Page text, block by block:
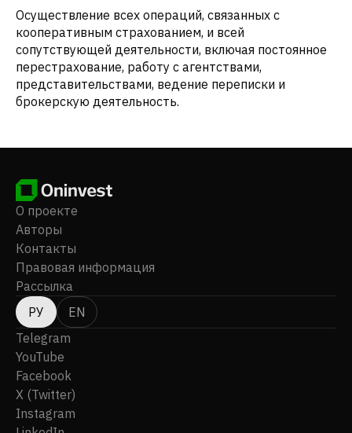
Осуществление всех операций, связанных с
кооперативным страхованием, и всей
сопутствующей деятельности, включая постоянное
перестрахование, работу с агентствами,
представительствами, ведение переписки и
брокерскую деятельность.
О проекте
Авторы
Контакты
Правовая информация
Рассылка
РУ
EN
Telegram
YouTube
Facebook
X (Twitter)
Instagram